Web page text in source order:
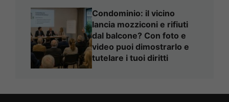
Condominio: il vicino
lancia mozziconi e rifiuti
dal balcone? Con foto e
video puoi dimostrarlo e
tutelare i tuoi diritti